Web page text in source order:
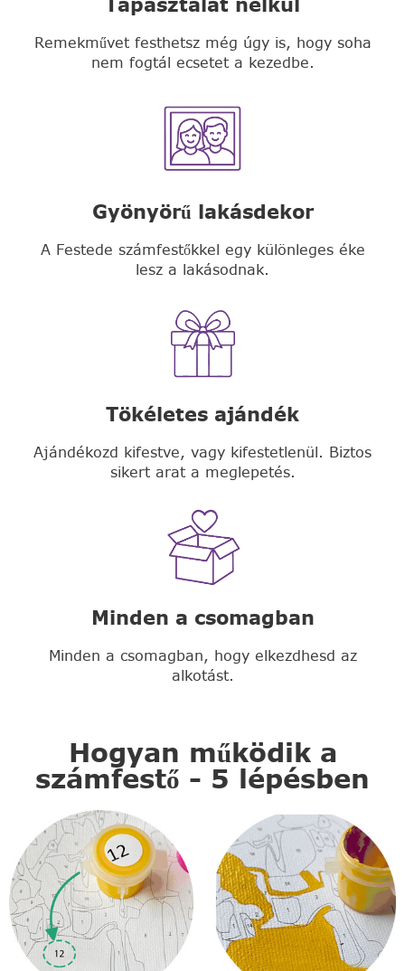
Remekművet festhetsz még úgy is, hogy soha
nem fogtál ecsetet a kezedbe.
Gyönyörű lakásdekor
A Festede számfestőkkel egy különleges éke
lesz a lakásodnak.
Tökéletes ajándék
Ajándékozd kifestve, vagy kifestetlenül. Biztos
sikert arat a meglepetés.
Minden a csomagban
Minden a csomagban, hogy elkezdhesd az
alkotást.
Hogyan működik a
számfestő - 5 lépésben